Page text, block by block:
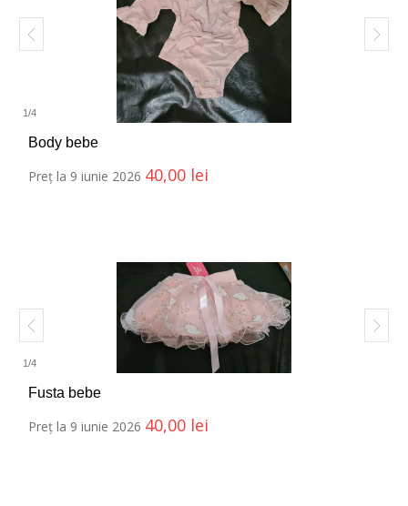
1 /4
Body bebe
Preț la 9 iunie 2026 40,00 lei
1 /4
Fusta bebe
Preț la 9 iunie 2026 40,00 lei